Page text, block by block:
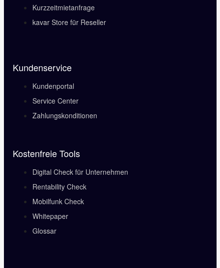
Kurzzeitmietanfrage
kavar Store für Reseller
Kundenservice
Kundenportal
Service Center
Zahlungskonditionen
Kostenfreie Tools
Digital Check für Unternehmen
Rentability Check
Mobilfunk Check
Whitepaper
Glossar